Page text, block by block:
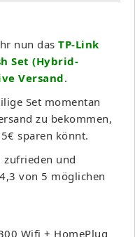
nun das TP-Link
Set (Hybrid-
Versand.
Set momentan
zu bekommen,
sparen könnt.
zufrieden und
von 5 möglichen
Wifi + HomePlug